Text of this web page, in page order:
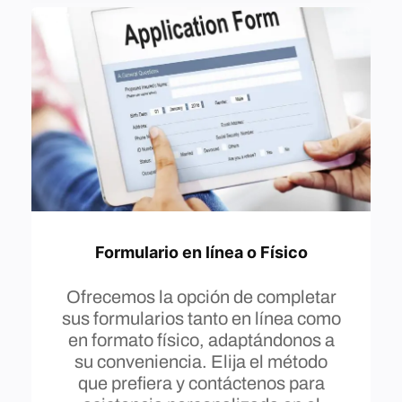
Formulario en línea o Físico
Ofrecemos la opción de completar
sus formularios tanto en línea como
en formato físico, adaptándonos a
su conveniencia. Elija el método
que prefiera y contáctenos para